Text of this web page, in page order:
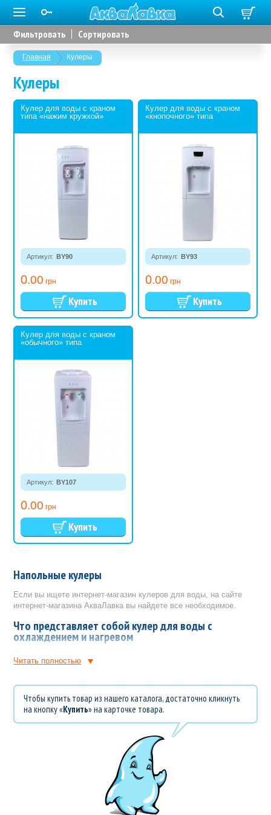
Главная Кулеры
Кулеры
Фильтровать Сортировать
Кулер для воды с краном
типа «нажим кружкой»
Артикул: BY90
0.00 грн
Кулер для воды с краном
«кнопочного» типа
Артикул: BY93
0.00 грн
Кулер для воды с краном
«обычного» типа
Артикул: BY107
0.00 грн
Напольные кулеры
Если вы ищете интернет-магазин кулеров для воды, на сайте
интернет-магазина АкваЛавка вы найдете все необходимое.
Что представляет собой кулер для воды с
охлаждением и нагревом
Кулер для питьевой воды
позволяющим осуществлять ее нагревание, охлаждение и
конструкцию, состоящую из пластикового корпуса с
углублением, в которое помещается пластиковая емкость с
водой. Простота использования обеспечивается наличием двух
кранов и выключателя.
Мы представляем вашему вниманию напольные модели
кулеров, которые могут быть использованы как дома, так и в
офисах, приемных или других общественных помещениях.
Кулеры, подогревая воду, не доводят ее до кипения, что
позволяет сохранить все ее полезные свойства и приготовить
вкуснейший кофе или чай. В результате существенно
сокращаются временные затраты на приготовление горячих или
Читать полностью
Чтобы купить товар из нашего каталога, достаточно кликнуть
на кнопку «Купить» на карточке товара.